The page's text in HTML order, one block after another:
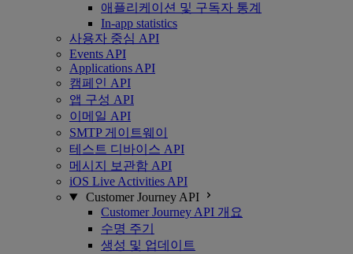
애플리케이션 및 구독자 통계
In-app statistics
사용자 중심 API
Events API
Applications API
캠페인 API
앱 구성 API
이메일 API
SMTP 게이트웨이
테스트 디바이스 API
메시지 보관함 API
iOS Live Activities API
Customer Journey API
Customer Journey API 개요
수명 주기
생성 및 업데이트